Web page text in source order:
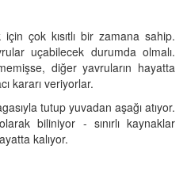
çok kısıtlı bir zamana sahip.
uçabilecek durumda olmalı.
diğer yavruların hayatta
kararı veriyorlar.
tutup yuvadan aşağı atıyor.
biliniyor - sınırlı kaynaklar
kalıyor.